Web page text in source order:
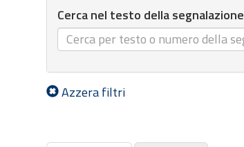
Cerca nel testo della segnalazione
Azzera filtri